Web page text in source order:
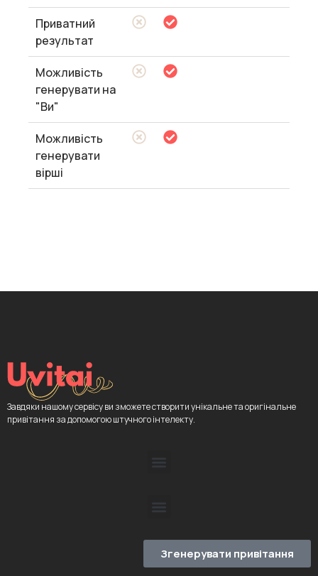
Приватний
результат
Можливість
генерувати на
"Ви"
Можливість
генерувати
вірші
Завдяки нашому сервісу ви зможете створити унікальне та оригінальне
привітання за допомогою штучного інтелекту.
Згенерувати привітання